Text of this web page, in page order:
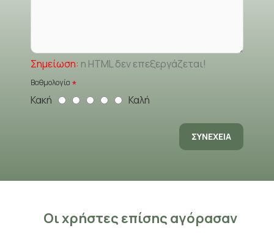
Σημείωση: η HTML δεν επεξεργάζεται!
Βαθμολογία
Κακή Καλή
ΣΥΝΈΧΕΙΑ
Οι χρήστες επίσης αγόρασαν